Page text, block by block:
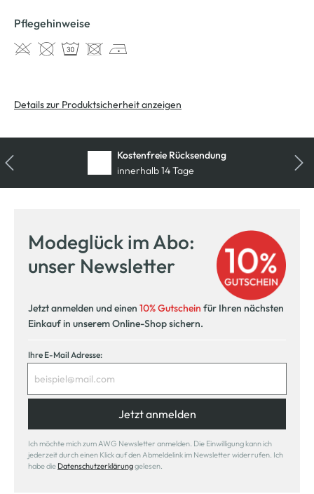
Pflegehinweise
Details zur Produktsicherheit anzeigen
Kostenfreie Rücksendung
innerhalb 14 Tage
Modeglück im Abo:
unser Newsletter
Jetzt anmelden und einen 10% Gutschein für Ihren nächsten
Einkauf in unserem Online-Shop sichern.
Ihre E-Mail Adresse:
Jetzt anmelden
Ich möchte mich zum AWG Newsletter anmelden. Die Einwilligung kann ich
jederzeit durch einen Klick auf den Abmeldelink im Newsletter widerrufen. Ich
habe die Datenschutzerklärunggelesen.